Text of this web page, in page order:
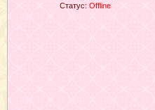
Статус: Offline